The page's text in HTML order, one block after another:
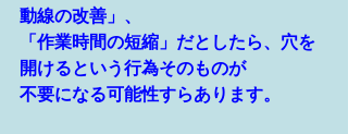
動線の改善」、
「作業時間の短縮」だとしたら、穴を
開けるという行為そのものが
不要になる可能性すらあります。